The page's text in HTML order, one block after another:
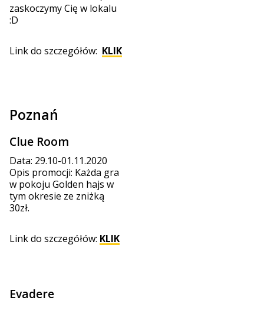
zaskoczymy Cię w lokalu
:D
Link do szczegółów: KLIK
Poznań
Clue Room
Data: 29.10-01.11.2020
Opis promocji: Każda gra
w pokoju Golden hajs w
tym okresie ze zniżką
30zł.
Link do szczegółów: KLIK
Evadere